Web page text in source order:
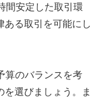
間安定した取引環
ある取引を可能にし
算のバランスを考
を選びましょう。ま